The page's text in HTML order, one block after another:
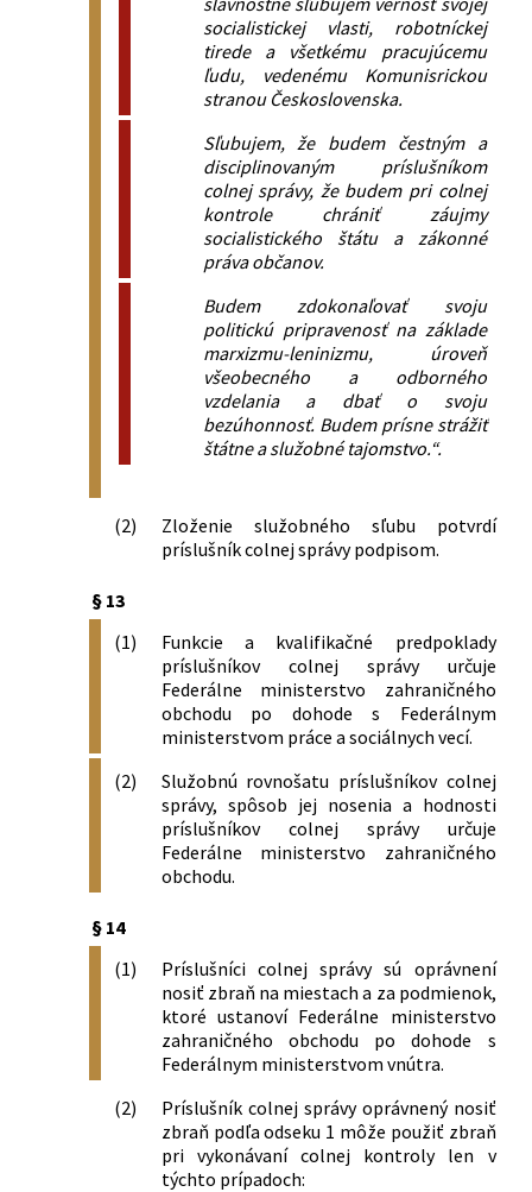
ľanu
Nariadenie vlády Českej a Slovenskej
Federatívnej Republiky, ktorým sa mení
nariadenie vlády Českej a Slovenskej
Federatívnej Republiky č. 525/1991 Zb.,
ktorým sa vydáva colný sadzobník
socialistickej vlasti, robotníckej
tirede a všetkému pracujúcemu
ľudu, vedenému Komunisrickou
stranou Československa.
Sľubujem, že budem čestným a
disciplinovaným príslušníkom
colnej správy, že budem pri colnej
kontrole chrániť záujmy
socialistického štátu a zákonné
práva občanov.
Budem zdokonaľovať svoju
politickú pripravenosť na základe
marxizmu-leninizmu, úroveň
všeobecného a odborného
vzdelania a dbať o svoju
bezúhonnosť. Budem prísne strážiť
štátne a služobné tajomstvo.“.
(2)
Zloženie služobného sľubu potvrdí
príslušník colnej správy podpisom.
§ 13
(1)
Funkcie a kvalifikačné predpoklady
príslušníkov colnej správy určuje
Federálne ministerstvo zahraničného
obchodu po dohode s Federálnym
ministerstvom práce a sociálnych vecí.
(2)
Služobnú rovnošatu príslušníkov colnej
správy, spôsob jej nosenia a hodnosti
príslušníkov colnej správy určuje
Federálne ministerstvo zahraničného
obchodu.
§ 14
(1)
Príslušníci colnej správy sú oprávnení
nosiť zbraň na miestach a za podmienok,
ktoré ustanoví Federálne ministerstvo
zahraničného obchodu po dohode s
Federálnym ministerstvom vnútra.
(2)
Príslušník colnej správy oprávnený nosiť
zbraň podľa odseku 1 môže použiť zbraň
pri vykonávaní colnej kontroly len v
týchto prípadoch: